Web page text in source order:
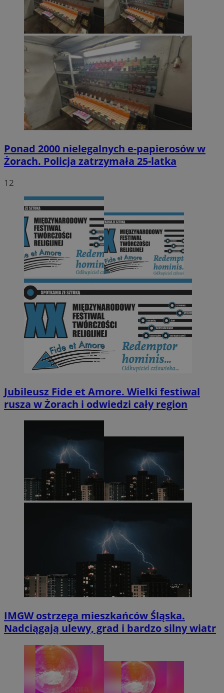
Ponad 2000 nielegalnych e-papierosów w
Żorach. Policja zatrzymała 25-latka
12
Jubileusz Fide et Amore. Wielki festiwal
rusza w Żorach i odwiedzi cały region
IMGW ostrzega mieszkańców Śląska.
Nadciągają ulewy, grad i bardzo silny wiatr